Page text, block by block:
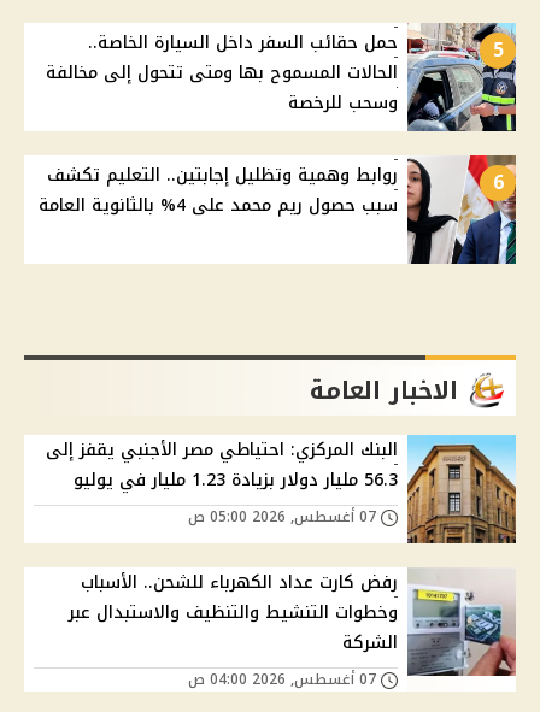
5
حمل حقائب السفر داخل السيارة الخاصة..
الحالات المسموح بها ومتى تتحول إلى مخالفة
وسحب للرخصة
6
روابط وهمية وتظليل إجابتين.. التعليم تكشف
سبب حصول ريم محمد على 4% بالثانوية العامة
الاخبار العامة
البنك المركزي: احتياطي مصر الأجنبي يقفز إلى
56.3 مليار دولار بزيادة 1.23 مليار في يوليو
رفض كارت عداد الكهرباء للشحن.. الأسباب
وخطوات التنشيط والتنظيف والاستبدال عبر
الشركة